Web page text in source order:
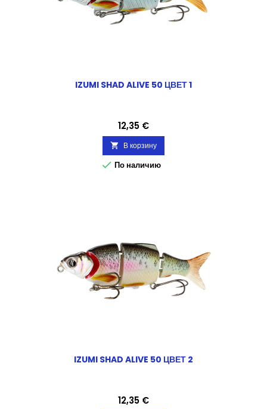
IZUMI SHAD ALIVE 50 ЦВЕТ 1
Цена
12,35 €
 В корзину
 По наличию
IZUMI SHAD ALIVE 50 ЦВЕТ 2
Цена
12,35 €